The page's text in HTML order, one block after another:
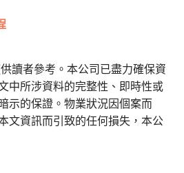
讀者參考。本公司已盡力確保資
中所涉資料的完整性、即時性或
示的保證。物業狀況因個案而
文資訊而引致的任何損失，本公